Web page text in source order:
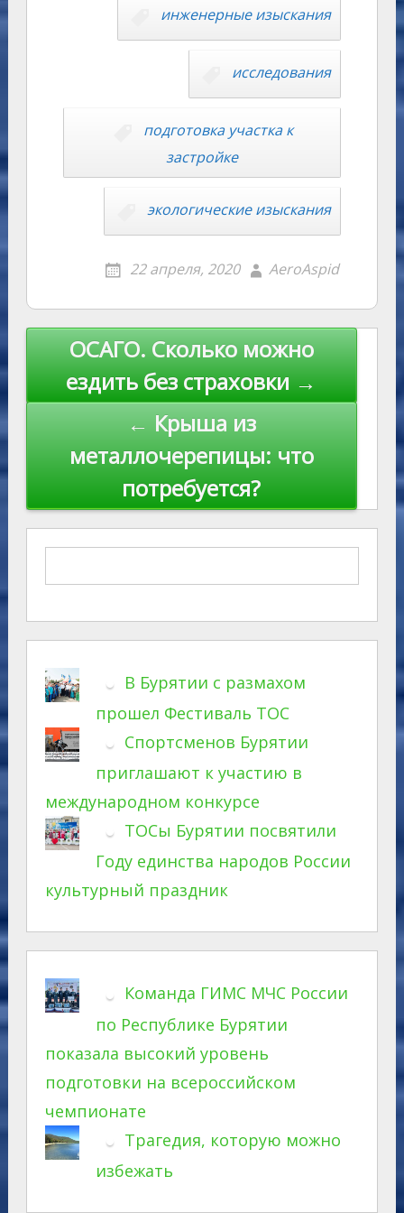
as
er u
r
al
a
m
A
p
p
e u
y
Li
k
инженерные изыскания
исследования
подготовка участка к
застройке
экологические изыскания
22 апреля, 2020 AeroAspid
Навигация
записям
ОСАГО. Сколько можно
ездить без страховки →
← Крыша из
металлочерепицы: что
потребуется?
В Бурятии с размахом
прошел Фестиваль ТОС
Спортсменов Бурятии
приглашают к участию в
международном конкурсе
ТОСы Бурятии посвятили
Году единства народов России
культурный праздник
Команда ГИМС МЧС России
по Республике Бурятии
показала высокий уровень
подготовки на всероссийском
чемпионате
Трагедия, которую можно
избежать